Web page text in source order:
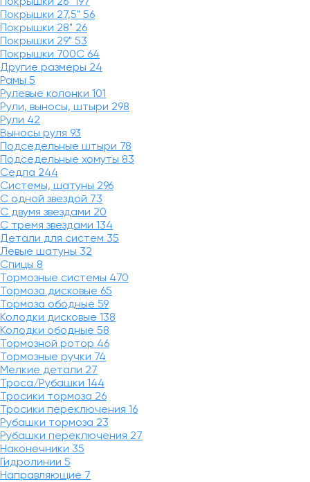
Покрышки 27,5" 56
Покрышки 28" 26
Покрышки 29" 53
Покрышки 700C 64
Другие размеры 24
Рамы 5
Рулевые колонки 101
Рули, выносы, штыри 298
Рули 42
Выносы руля 93
Подседельные штыри 78
Подседельные хомуты 83
Седла 244
Системы, шатуны 296
С одной звездой 73
С двумя звездами 20
С тремя звездами 134
Детали для систем 35
Левые шатуны 32
Спицы 8
Тормозные системы 470
Тормоза дисковые 65
Тормоза ободные 59
Колодки дисковые 138
Колодки ободные 58
Тормозной ротор 46
Тормозные ручки 74
Мелкие детали 27
Троса/Рубашки 144
Тросики тормоза 26
Тросики переключения 16
Рубашки тормоза 23
Рубашки переключения 27
Наконечники 35
Гидролинии 5
Направляющие 7